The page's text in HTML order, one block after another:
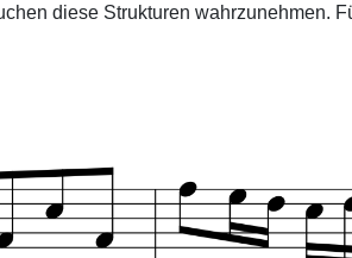
diese Strukturen